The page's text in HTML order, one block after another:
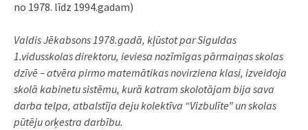
no 1978. līdz 1994.gadam)
Valdis Jēkabsons 1978.gadā, kļūstot par Siguldas
1.vidusskolas direktoru, ieviesa nozīmīgas pārmaiņas skolas
dzīvē – atvēra pirmo matemātikas novirziena klasi, izveidoja
skolā kabinetu sistēmu, kurā katram skolotājam bija sava
darba telpa, atbalstīja deju kolektīva “Vizbulīte” un skolas
pūtēju orķestra darbību.